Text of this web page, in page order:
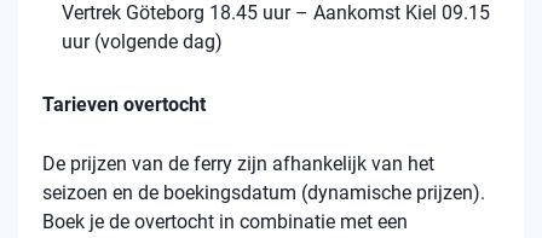
Vertrek Göteborg 18.45 uur – Aankomst Kiel 09.15
uur (volgende dag)
Tarieven overtocht
De prijzen van de ferry zijn afhankelijk van het
seizoen en de boekingsdatum (dynamische prijzen).
Boek je de overtocht in combinatie met een